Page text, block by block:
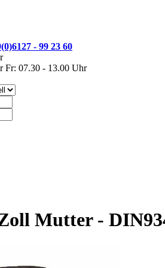
- 99 23 60
Fr: 07.30 - 13.00 Uhr
Mutter -